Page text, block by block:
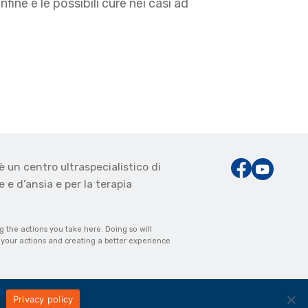
e le possibili cure nei casi ad
un centro ultraspecialistico di
d’ansia e per la terapia
the actions you take here. Doing so will
actions and creating a better experience
Privacy policy